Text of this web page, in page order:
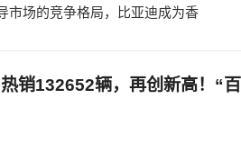
市场的竞争格局，比亚迪成为香
销132652辆，再创新高！“百